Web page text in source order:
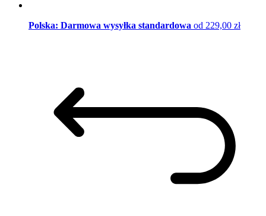
Polska: Darmowa wysyłka standardowa od 229,00 zł